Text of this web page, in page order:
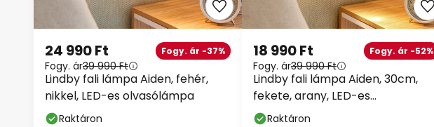
Lindby fali lámpa Aiden, fehér,
nikkel, LED-es olvasólámpa
24 990 Ft Fogy. ár -37%
Fogy. ár39 990 Ft
Raktáron
Lindby fali lámpa Aiden, 30cm,
fekete, arany, LED-es
olvasólámpa
18 990 Ft Fogy. ár -52%
Fogy. ár39 990 Ft
Raktáron